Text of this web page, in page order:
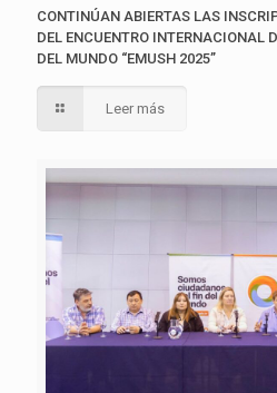
CONTINÚAN ABIERTAS LAS
DEL ENCUENTRO INTERNACIONAL
DEL MUNDO “EMUSH 2025”
Leer más